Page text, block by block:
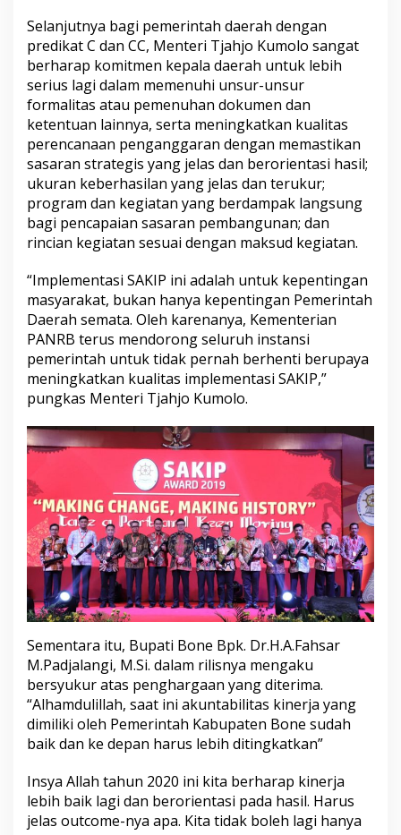
Selanjutnya bagi pemerintah daerah dengan
predikat C dan CC, Menteri Tjahjo Kumolo sangat
berharap komitmen kepala daerah untuk lebih
serius lagi dalam memenuhi unsur-unsur
formalitas atau pemenuhan dokumen dan
ketentuan lainnya, serta meningkatkan kualitas
perencanaan penganggaran dengan memastikan
sasaran strategis yang jelas dan berorientasi hasil;
ukuran keberhasilan yang jelas dan terukur;
program dan kegiatan yang berdampak langsung
bagi pencapaian sasaran pembangunan; dan
rincian kegiatan sesuai dengan maksud kegiatan.
“Implementasi SAKIP ini adalah untuk kepentingan
masyarakat, bukan hanya kepentingan Pemerintah
Daerah semata. Oleh karenanya, Kementerian
PANRB terus mendorong seluruh instansi
pemerintah untuk tidak pernah berhenti berupaya
meningkatkan kualitas implementasi SAKIP,”
pungkas Menteri Tjahjo Kumolo.
Sementara itu, Bupati Bone Bpk. Dr.H.A.Fahsar
M.Padjalangi, M.Si. dalam rilisnya mengaku
bersyukur atas penghargaan yang diterima.
“Alhamdulillah, saat ini akuntabilitas kinerja yang
dimiliki oleh Pemerintah Kabupaten Bone sudah
baik dan ke depan harus lebih ditingkatkan”
Insya Allah tahun 2020 ini kita berharap kinerja
lebih baik lagi dan berorientasi pada hasil. Harus
jelas outcome-nya apa. Kita tidak boleh lagi hanya